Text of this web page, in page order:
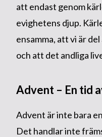
att endast genom
evighetens djup.
ensamma, att vi är
och att det andliga
Advent – En tid
Advent är inte bara
Det handlar inte